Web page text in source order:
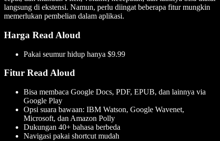
langsung di ekstensi. Namun, perlu diingat beberapa fitur mungkin
memerlukan pembelian dalam aplikasi.
Harga Read Aloud
Pakai seumur hidup hanya $9.99
Fitur Read Aloud
Bisa membaca Google Docs, PDF, EPUB, dan lainnya via
Google Play
Opsi suara bawaan: IBM Watson, Google Wavenet,
Microsoft, dan Amazon Polly
Dukungan 40+ bahasa berbeda
Navigasi pakai shortcut mudah